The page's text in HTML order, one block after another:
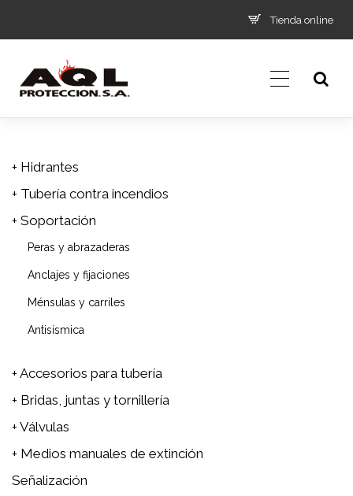
Tienda online
+ Hidrantes
+ Tubería contra incendios
+ Soportación
Peras y abrazaderas
Anclajes y fijaciones
Ménsulas y carriles
Antisísmica
+ Accesorios para tubería
+ Bridas, juntas y tornillería
+ Válvulas
+ Medios manuales de extinción
Señalización